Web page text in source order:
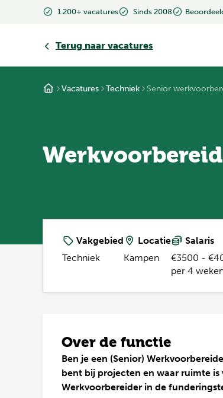
1.200+ vacatures Sinds 2008
Terug naar vacatures
Vacatures Techniek Senior
Vakgebied
Techniek
Locatie
Kampen
Salaris
€3500 -
per 4
Over de functie
Ben je een (Senior)
bent bij projecten en waar ruimte
Werkvoorbereider in de